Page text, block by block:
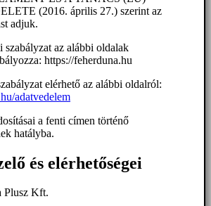
(2016. április 27.) szerint az
adjuk.
szabályzat az alábbi oldalak
https://feherduna.hu
elérhető az alábbi oldalról:
adatvedelem
a fenti címen történő
hatályba.
és elérhetőségei
Plusz Kft.